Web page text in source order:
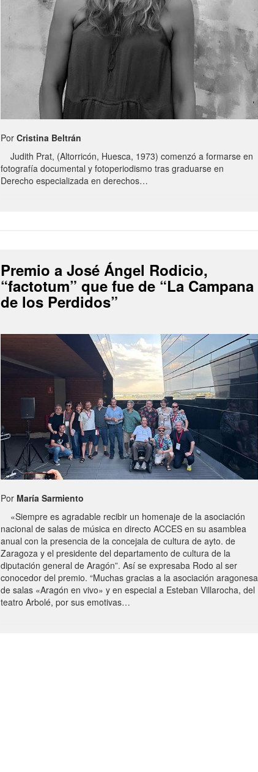
PorCristina Beltrán
Judith Prat, (Altorricón, Huesca, 1973) comenzó a formarse en
fotografía documental y fotoperiodismo tras graduarse en
Derecho especializada en derechos…
Premio a José Ángel Rodicio,
“factotum” que fue de “La Campana
de los Perdidos”
Por María Sarmiento
«Siempre es agradable recibir un homenaje de la asociación
nacional de salas de música en directo ACCES en su asamblea
anual con la presencia de la concejala de cultura de ayto. de
Zaragoza y el presidente del departamento de cultura de la
diputación general de Aragón”. Así se expresaba Rodo al ser
conocedor del premio. “Muchas gracias a la asociación aragonesa
de salas «Aragón en vivo» y en especial a Esteban Villarocha, del
teatro Arbolé, por sus emotivas…